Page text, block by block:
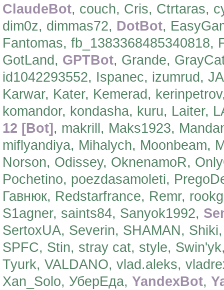
ClaudeBot, couch, Cris, Ctrtaras,
dim0z, dimmas72, DotBot,
Fantomas, fb_1383368485340818,
GotLand, GPTBot, Grande,
id1042293552, Ispanec, izumrud,
Karwar, Kater, Kemerad,
komandor, kondasha, kuru, Laiter,
12 [Bot] , makrill, Maks1923,
miflyandiya, Mihalych, Moonbeam,
Norson, Odissey, OknenamoR,
Pochetino, poezdasamoleti,
Гавнюк, Redstarfrance, Remr,
S1agner, saints84, Sanyok1992,
SertoxUA, Severin, SHAMAN,
SPFC, Stin, stray cat, style,
Tyurk, VALDANO, vlad.aleks,
Xan_Solo, УберЕда, YandexBot,